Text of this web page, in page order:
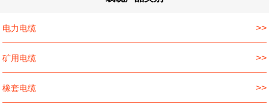
电力电缆 >>
矿用电缆 >>
橡套电缆 >>